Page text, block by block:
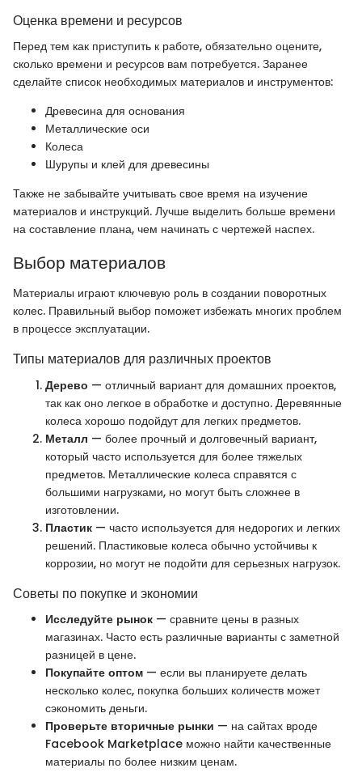
Оценка времени и ресурсов
Перед тем как приступить к работе, обязательно оцените,
сколько времени и ресурсов вам потребуется. Заранее
сделайте список необходимых материалов и инструментов:
Древесина для основания
Металлические оси
Колеса
Шурупы и клей для древесины
Также не забывайте учитывать свое время на изучение
материалов и инструкций. Лучше выделить больше времени
на составление плана, чем начинать с чертежей наспех.
Выбор материалов
Материалы играют ключевую роль в создании поворотных
колес. Правильный выбор поможет избежать многих проблем
в процессе эксплуатации.
Типы материалов для различных проектов
Дерево — отличный вариант для домашних проектов,
так как оно легкое в обработке и доступно. Деревянные
колеса хорошо подойдут для легких предметов.
Металл — более прочный и долговечный вариант,
который часто используется для более тяжелых
предметов. Металлические колеса справятся с
большими нагрузками, но могут быть сложнее в
изготовлении.
Пластик — часто используется для недорогих и легких
решений. Пластиковые колеса обычно устойчивы к
коррозии, но могут не подойти для серьезных нагрузок.
Советы по покупке и экономии
Исследуйте рынок — сравните цены в разных
магазинах. Часто есть различные варианты с заметной
разницей в цене.
Покупайте оптом — если вы планируете делать
несколько колес, покупка больших количеств может
сэкономить деньги.
Проверьте вторичные рынки — на сайтах вроде
Facebook Marketplace можно найти качественные
материалы по более низким ценам.